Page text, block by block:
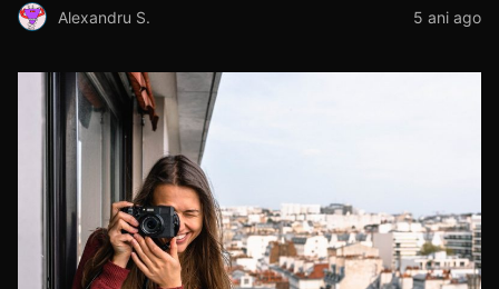
Alexandru S. 5 ani ago